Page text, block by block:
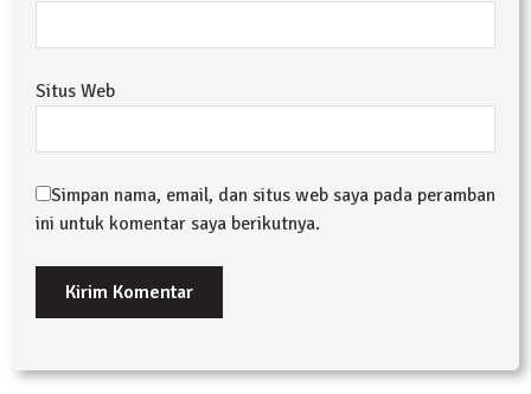
Situs Web
Simpan nama, email, dan situs web saya pada peramban
ini untuk komentar saya berikutnya.